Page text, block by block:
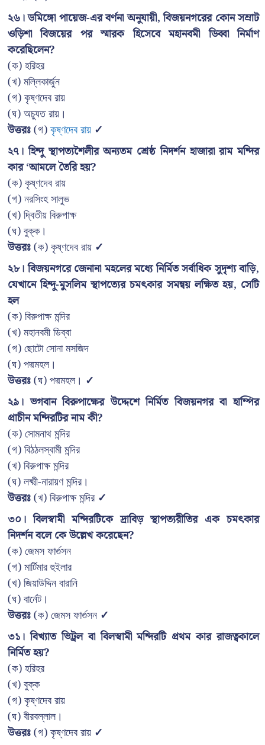
২৬। ডমিঙ্গো পায়েজ-এর বর্ণনা অনুযায়ী, বিজয়নগরের কোন সম্রাট
ওড়িশা বিজয়ের পর স্মারক হিসেবে মহানবমী ডিব্বা নির্মাণ
করেছিলেন?
(ক) হরিহর
(খ) মল্লিকার্জুন
(গ) কৃষ্ণদেব রায়
(ঘ) অচ্যুত রায়।
উত্তরঃ(গ)কৃষ্ণদেব রায় ✓
২৭। হিন্দু স্থাপত্যশৈলীর অন্যতম শ্রেষ্ঠ নিদর্শন হাজারা রাম মন্দির
কার ‘আমলে তৈরি হয়?
(ক) কৃষ্ণদেব রায়
(গ) নরসিংহ সালুভ
(খ) দ্বিতীয় বিরুপাক্ষ
(ঘ) বুক্ক।
উত্তরঃ(ক) কৃষ্ণদেব রায় ✓
২৮। বিজয়নগরে জেনানা মহলের মধ্যে নির্মিত সর্বাধিক সুদৃশ্য বাড়ি,
যেখানে হিন্দু-মুসলিম স্থাপত্যের চমৎকার সমন্বয় লক্ষিত হয়, সেটি
হল
(ক) বিরুপাক্ষ মন্দির
(খ) মহানবমী ডিব্বা
(গ) ছোটো সোনা মসজিদ
(ঘ) পদ্মমহল।
উত্তরঃ(ঘ) পদ্মমহল। ✓
২৯। ভগবান বিরুপাক্ষের উদ্দেশে নির্মিত বিজয়নগর বা হাম্পির
প্রাচীন মন্দিরটির নাম কী?
(ক) সোমনাথ মন্দির
(গ) বিঠঠলস্বামী মন্দির
(খ) বিরুপাক্ষ মন্দির
(ঘ) লক্ষ্মী-নারায়ণ মন্দির।
উত্তরঃ(খ) বিরুপাক্ষ মন্দির ✓
৩০। বিলস্বামী মন্দিরটিকে দ্রাবিড় স্থাপত্যরীতির এক চমৎকার
নিদর্শন বলে কে উল্লেখ করেছেন?
(ক) জেমস ফার্গুসন
(গ) মার্টিমার হুইলার
(খ) জিয়াউদ্দিন বারানি
(ঘ) বার্নেট।
উত্তরঃ(ক) জেমস ফার্গুসন ✓
৩১। বিখ্যাত ভিট্রল বা বিলস্বামী মন্দিরটি প্রথম কার রাজত্বকালে
নির্মিত হয়?
(ক) হরিহর
(খ) বুক্ক
(গ) কৃষ্ণদেব রায়
(ঘ) বীরবল্লাল।
উত্তরঃ(গ) কৃষ্ণদেব রায় ✓